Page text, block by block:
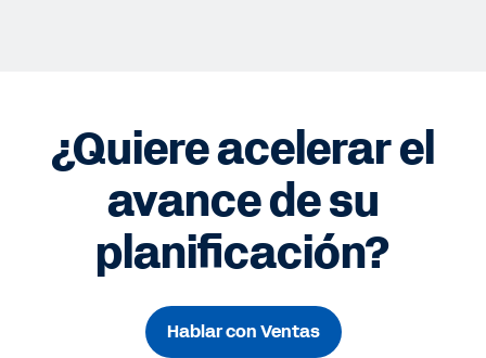
¿Quiere acelerar el
avance de su
planificación?
Hablar con Ventas